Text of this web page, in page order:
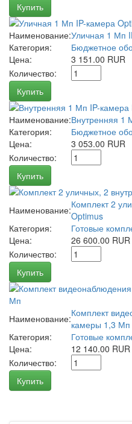
Купить
Наименование:Уличная 1 Мп
Категория:
Бюджетное
Цена:
3 151.00 RUR
Количество:
Купить
Наименование:Внутренняя 1
Категория:
Бюджетное
Цена:
3 053.00 RUR
Количество:
Купить
Наименование:Комплект 2
Optimus
Категория:
Готовые
Цена:
26 600.00 RUR
Количество:
Купить
Наименование:Комплект
камеры 1,3 Мп
Категория:
Готовые
Цена:
12 140.00 RUR
Количество:
Купить